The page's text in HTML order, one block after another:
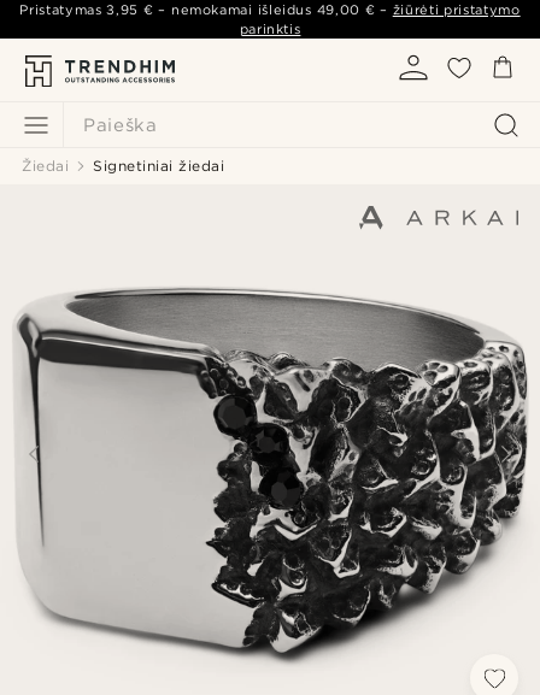
Paieška
Pristatymas3,95 € – nemokamai išleidus 49,00 € – žiūrėti pristatymo
parinktis
Žiedai Signetiniai žiedai